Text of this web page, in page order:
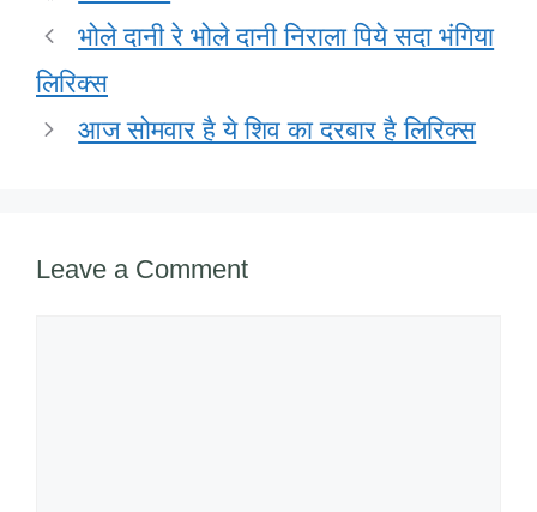
o
o
k
n
p
M
भोले दानी रे भोले दानी निराला पिये सदा भंगिया
लिरिक्स
आज सोमवार है ये शिव का दरबार है लिरिक्स
Leave a Comment